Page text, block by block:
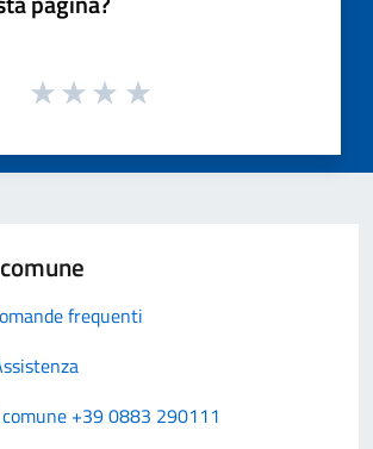
frequenti
+39 0883 290111